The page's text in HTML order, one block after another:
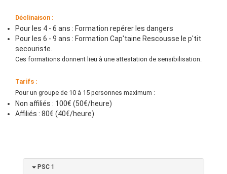
Déclinaison :
Pour les 4 - 6 ans : Formation repérer les dangers
Pour les 6 - 9 ans : Formation Cap'taine Rescousse le p'tit
secouriste.
Ces formations donnent lieu à une attestation de sensibilisation.
Tarifs :
Pour un groupe de 10 à 15 personnes maximum :
Non affiliés : 100€ (50€/heure)
Affiliés : 80€ (40€/heure)
PSC 1